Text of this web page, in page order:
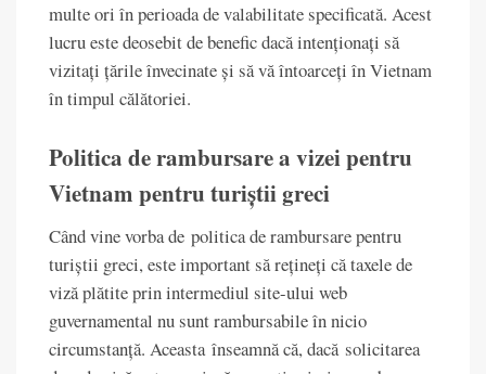
multe ori în perioada de valabilitate specificată. Acest
lucru este deosebit de benefic dacă intenționați să
vizitați țările învecinate și să vă întoarceți în Vietnam
în timpul călătoriei.
Politica de rambursare a vizei pentru
Vietnam pentru turiștii greci
Când vine vorba de politica de rambursare pentru
turiștii greci, este important să rețineți că taxele de
viză plătite prin intermediul site-ului web
guvernamental nu sunt rambursabile în nicio
circumstanță. Aceasta înseamnă că, dacă solicitarea